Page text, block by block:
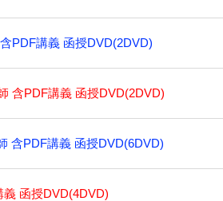
PDF講義 函授DVD(2DVD)
含PDF講義 函授DVD(2DVD)
含PDF講義 函授DVD(6DVD)
函授DVD(4DVD)